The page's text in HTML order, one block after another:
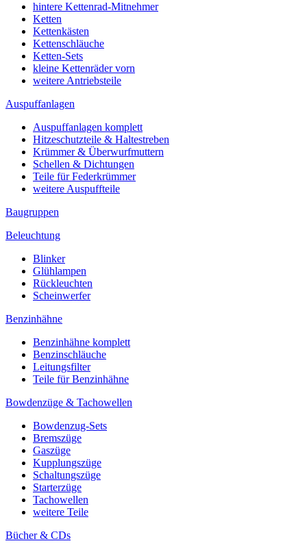
hintere Kettenrad-Mitnehmer
Ketten
Kettenkästen
Kettenschläuche
Ketten-Sets
kleine Kettenräder vorn
weitere Antriebsteile
Auspuffanlagen
Auspuffanlagen komplett
Hitzeschutzteile & Haltestreben
Krümmer & Überwurfmuttern
Schellen & Dichtungen
Teile für Federkrümmer
weitere Auspuffteile
Baugruppen
Beleuchtung
Blinker
Glühlampen
Rückleuchten
Scheinwerfer
Benzinhähne
Benzinhähne komplett
Benzinschläuche
Leitungsfilter
Teile für Benzinhähne
Bowdenzüge & Tachowellen
Bowdenzug-Sets
Bremszüge
Gaszüge
Kupplungszüge
Schaltungszüge
Starterzüge
Tachowellen
weitere Teile
Bücher & CDs